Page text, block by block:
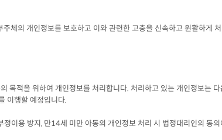
주체의 개인정보를 보호하고 이와 관련한 고충을 신속하고 원활하게
목적을 위하여 개인정보를 처리합니다. 처리하고 있는 개인정보는
이행할 예정입니다.
이용 방지, 만14세 미만 아동의 개인정보 처리 시 법정대리인의 동